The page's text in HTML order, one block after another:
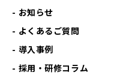
お知らせ
よくあるご質問
導入事例
採用・研修コラム